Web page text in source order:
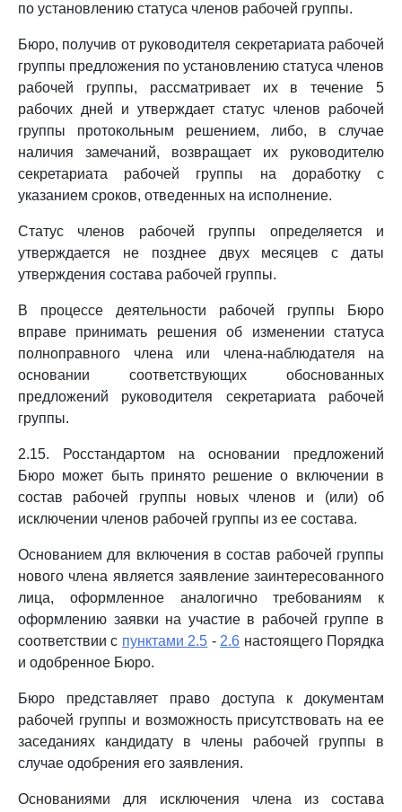
по установлению статуса членов рабочей группы.
Бюро, получив от руководителя секретариата рабочей
группы предложения по установлению статуса членов
рабочей группы, рассматривает их в течение 5
рабочих дней и утверждает статус членов рабочей
группы протокольным решением, либо, в случае
наличия замечаний, возвращает их руководителю
секретариата рабочей группы на доработку с
указанием сроков, отведенных на исполнение.
Статус членов рабочей группы определяется и
утверждается не позднее двух месяцев с даты
утверждения состава рабочей группы.
В процессе деятельности рабочей группы Бюро
вправе принимать решения об изменении статуса
полноправного члена или члена-наблюдателя на
основании соответствующих обоснованных
предложений руководителя секретариата рабочей
группы.
2.15. Росстандартом на основании предложений
Бюро может быть принято решение о включении в
состав рабочей группы новых членов и (или) об
исключении членов рабочей группы из ее состава.
Основанием для включения в состав рабочей группы
нового члена является заявление заинтересованного
лица, оформленное аналогично требованиям к
оформлению заявки на участие в рабочей группе в
соответствии с пунктами 2.5 - 2.6 настоящего Порядка
и одобренное Бюро.
Бюро представляет право доступа к документам
рабочей группы и возможность присутствовать на ее
заседаниях кандидату в члены рабочей группы в
случае одобрения его заявления.
Основаниями для исключения члена из состава